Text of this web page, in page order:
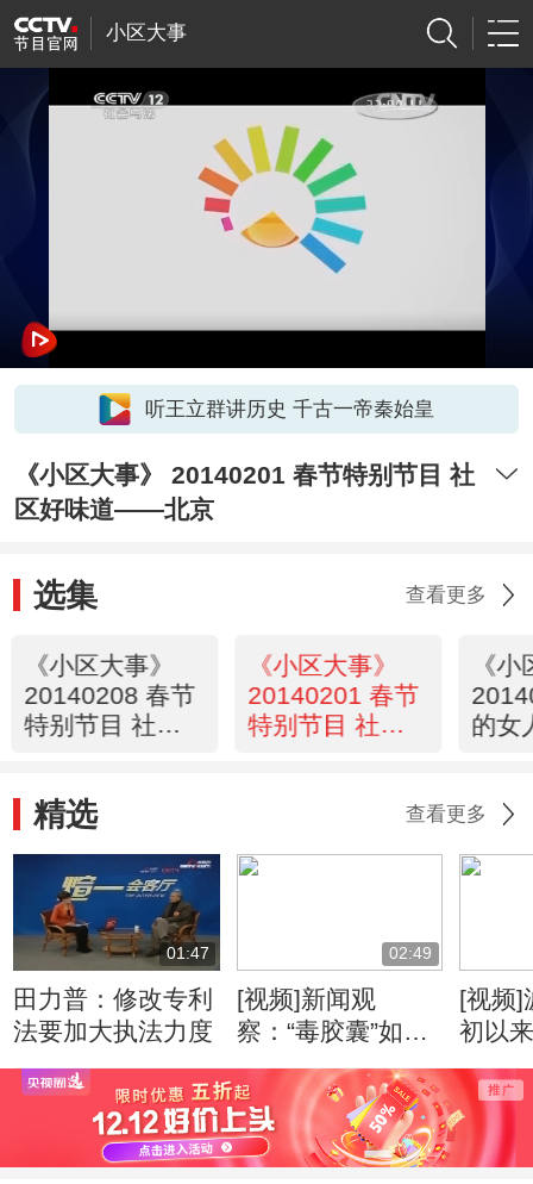
小区大事
听王立群讲历史 千古一帝秦始皇
《小区大事》 20140201 春节特别节目 社
区好味道——北京
选集 查看更多
《小区大事》
20140208 春节
特别节目 社区
《小区大事》
20140201 春节
特别节目 社区
《
的女
精选 查看更多
01:47
田力普：修改专利
法要加大执法力度
02:49
[视频]新闻观
察：“毒胶囊”如何
逃过层层监管？
[视频]
初以
达42